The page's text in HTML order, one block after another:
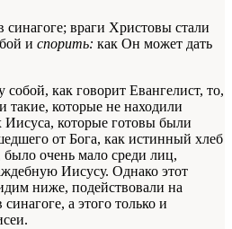
враги Христовы стали
и спорить: как Он может дать
как говорит Евангелист, то,
которые не находили
Иисуса, которые готовы были
от Бога, как истинный хлеб
очень мало среди лиц,
Иисусу. Однако этот
ниже, подействовали на
а этого только и